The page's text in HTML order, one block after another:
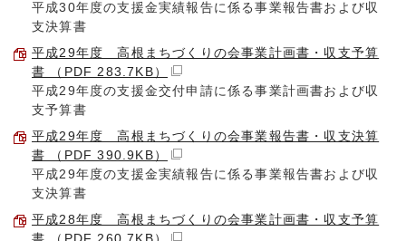
平成30年度の支援金実績報告に係る事業報告書および収
支決算書
平成29年度 高根まちづくりの会事業計画書・収支予算
書 （PDF 283.7KB）
平成29年度の支援金交付申請に係る事業計画書および収
支予算書
平成29年度 高根まちづくりの会事業報告書・収支決算
書 （PDF 390.9KB）
平成29年度の支援金実績報告に係る事業報告書および収
支決算書
平成28年度 高根まちづくりの会事業計画書・収支予算